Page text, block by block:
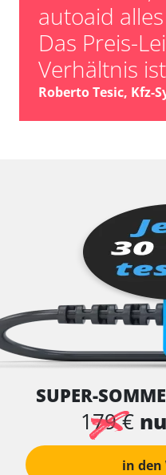
autoaid
Das Preis-
Verhältnis
Roberto Tesic, Kfz-
SUPER-
179 €
in den